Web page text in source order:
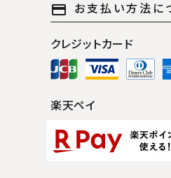
payment お支払い方法に
クレジットカード
楽天ペイ